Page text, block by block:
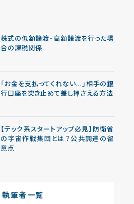
株式の低額譲渡・高額譲渡を行った場
合の課税関係
「お金を支払ってくれない…」相手の銀
行口座を突き止めて差し押さえる方法
【テック系スタートアップ必見】防衛省
の宇宙作戦集団とは？公共調達の留
意点
執筆者一覧